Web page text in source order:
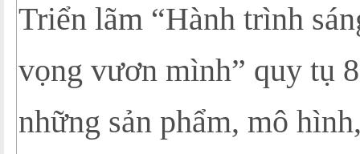
Triển lãm “Hành trình
vọng vươn mình” quy tụ
những sản phẩm, mô